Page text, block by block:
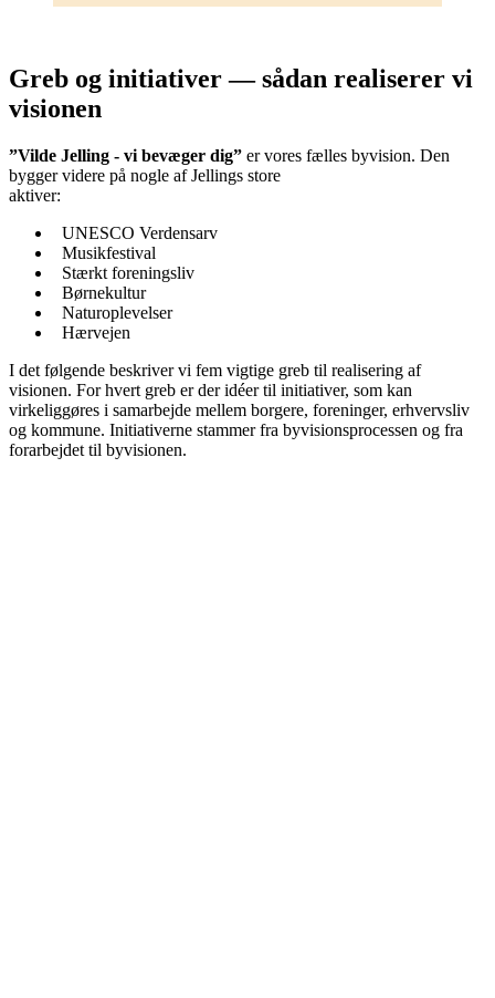
Greb og initiativer — sådan realiserer vi
visionen
”Vilde Jelling - vi bevæger dig” er vores fælles byvision. Den
bygger videre på nogle af Jellings store
aktiver:
UNESCO Verdensarv
Musikfestival
Stærkt foreningsliv
Børnekultur
Naturoplevelser
Hærvejen
I det følgende beskriver vi fem vigtige greb til realisering af
visionen. For hvert greb er der idéer til initiativer, som kan
virkeliggøres i samarbejde mellem borgere, foreninger, erhvervsliv
og kommune. Initiativerne stammer fra byvisionsprocessen og fra
forarbejdet til byvisionen.